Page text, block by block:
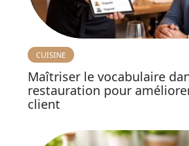
CUISINE
Maîtriser le vocabulaire
restauration pour
client